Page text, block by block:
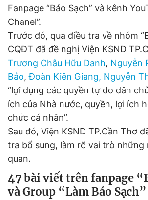
Hotline
Đặt báo Quảng cáo
Tổng biên tập: Nguyễn Ngọc Toàn
Phó tổng biên tập thường trực: Hải Thành
Phó tổng biên tập: Lâm Hiếu Dũng
Phó tổng biên tập: Trần Việt Hưng
Tổng thư ký tòa soạn: Đức Trung
Giấy phép xuất bản số 110/GP - BTTTT cấp
© 2003-2026 Bản quyền thuộc về Báo
chép dưới mọi hình thức nếu không có sự
bản. Phát triển bởi ePi Technologies, JSC.
Fanpage “Báo Sạch” và kênh
Chanel”.
Trước đó, qua điều tra về nhóm
CQĐT đã đề nghị Viện KSND
Trương Châu Hữu Danh, Nguyễn
Bảo,Đoàn Kiên Giang, Nguyễn
“lợi dụng các quyền tự do dân
ích của Nhà nước, quyền, lợi ích
chức cá nhân”.
Sau đó, Viện KSND TP.Cần Thơ
tra bổ sung, làm rõ vai trò những
quan.
47 bài viết trên fanpage
và Group “Làm Báo Sạch”